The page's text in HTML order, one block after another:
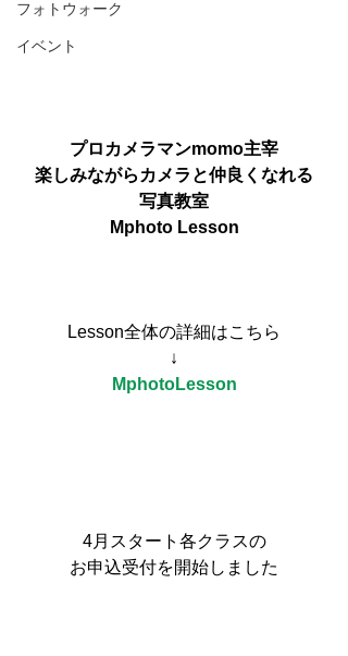
フォトウォーク
イベント
プロカメラマンmomo主宰
楽しみながらカメラと仲良くなれる
写真教室
Mphoto Lesson
Lesson全体の詳細はこちら
↓
MphotoLesson
4月スタート各クラスの
お申込受付を開始しました